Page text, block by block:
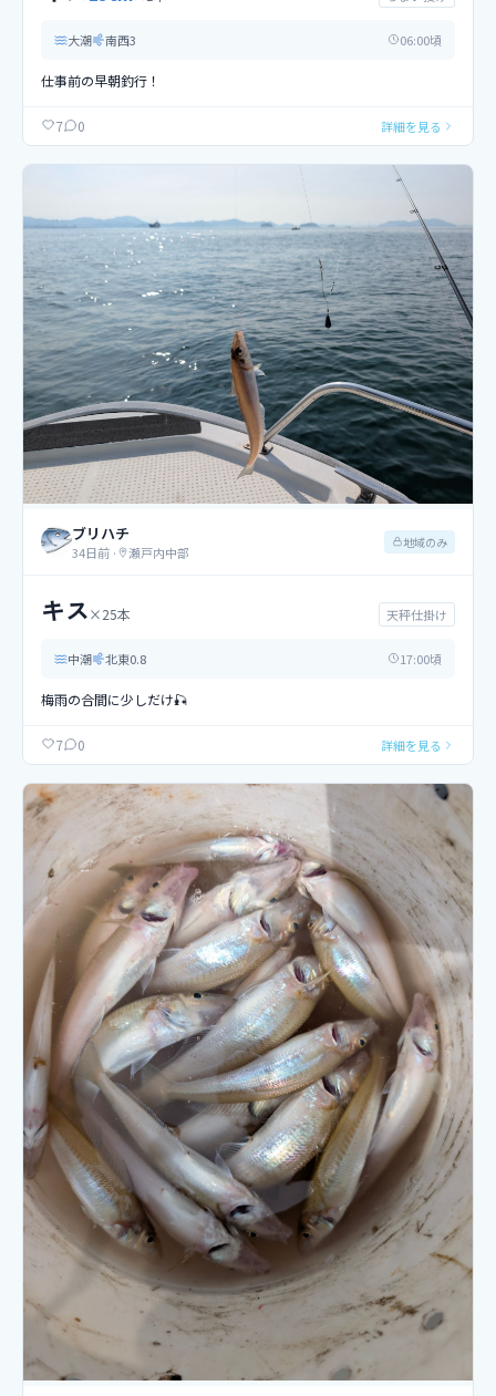
大潮 南西3 06:00頃
仕事前の早朝釣行！
7 0 詳細を見る
ブリハチ
34日前 · 瀬戸内中部
地域のみ
キス×25本 天秤仕掛け
中潮 北東0.8 17:00頃
梅雨の合間に少しだけ🎣
7 0 詳細を見る